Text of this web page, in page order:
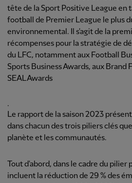
tête de la Sport Positive League en
football de Premier League le plus
environnemental. Il s'agit de la
récompenses pour la stratégie de
du LFC, notamment aux Football
Sports Business Awards, aux Brand
SEAL Awards
.
Le rapport de la saison 2023
dans chacun des trois piliers clés
planète et les communautés.
Tout d'abord, dans le cadre du pilier
incluent la réduction de 29 % des